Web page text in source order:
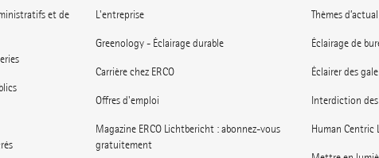
et de
L'entreprise
Greenology - Éclairage durable
Carrière chez ERCO
Offres d'emploi
Magazine ERCO Lichtbericht : abonnez-vous
gratuitement
Thèmes
Éclairage de
Éclairer des
Interdiction
Human Centric